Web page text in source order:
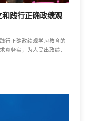
和践行正确政绩观
行正确政绩观学习教育的
真务实，为人民出政绩、